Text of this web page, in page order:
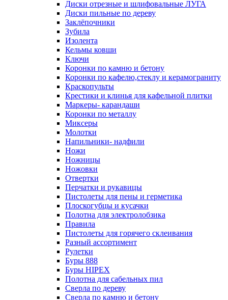
Диски отрезные и шлифовальные ЛУГА
Диски пильные по дереву
Заклёпочники
Зубила
Изолента
Кельмы ковши
Ключи
Коронки по камню и бетону
Коронки по кафелю,стеклу и керамограниту
Краскопульты
Крестики и клинья для кафельной плитки
Маркеры- карандаши
Коронки по металлу
Миксеры
Молотки
Напильники- надфили
Ножи
Ножницы
Ножовки
Отвертки
Перчатки и рукавицы
Пистолеты для пены и герметика
Плоскогубцы и кусачки
Полотна для электролобзика
Правила
Пистолеты для горячего склеивания
Разный ассортимент
Рулетки
Буры 888
Буры HIPEX
Полотна для сабельных пил
Сверла по дереву
Сверла по камню и бетону